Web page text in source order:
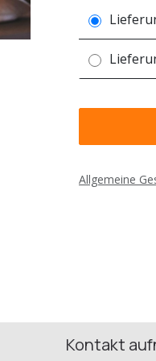
Allgemeine
Kontakt